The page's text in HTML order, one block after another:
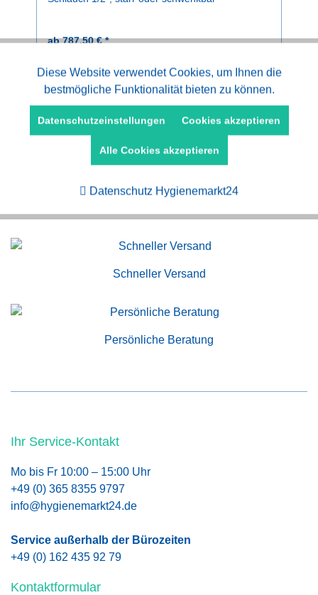
ab 787,50 € *
Schneller Versand
Persönliche Beratung
Ihr Service-Kontakt
Mo bis Fr 10:00 – 15:00 Uhr
+49 (0) 365 8355 9797
info@hygienemarkt24.de
Service außerhalb der Bürozeiten
+49 (0) 162 435 92 79
Kontaktformular
Funktionale Aktiv
Marketing Aktiv
Diese Website verwendet Cookies, um Ihnen die
bestmögliche Funktionalität bieten zu können.
Datenschutzeinstellungen Cookies akzeptieren
Alle Cookies akzeptieren
Datenschutz Hygienemarkt24